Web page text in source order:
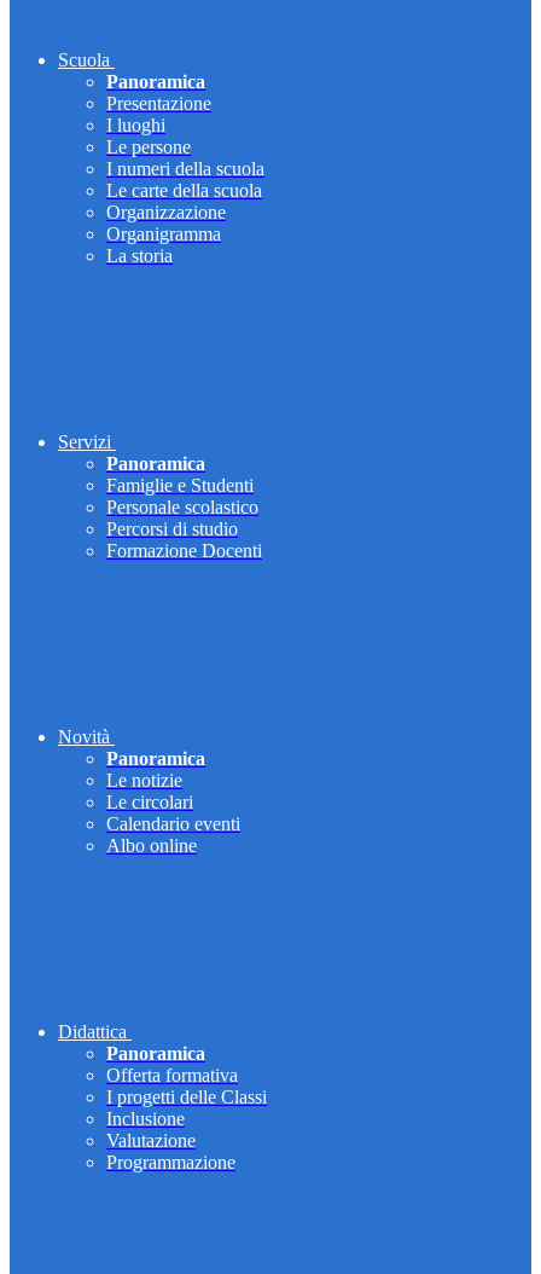
Scuola
Panoramica
Presentazione
I luoghi
Le persone
I numeri della scuola
Le carte della scuola
Organizzazione
Organigramma
La storia
Servizi
Panoramica
Famiglie e Studenti
Personale scolastico
Percorsi di studio
Formazione Docenti
Novità
Panoramica
Le notizie
Le circolari
Calendario eventi
Albo online
Didattica
Panoramica
Offerta formativa
I progetti delle Classi
Inclusione
Valutazione
Programmazione